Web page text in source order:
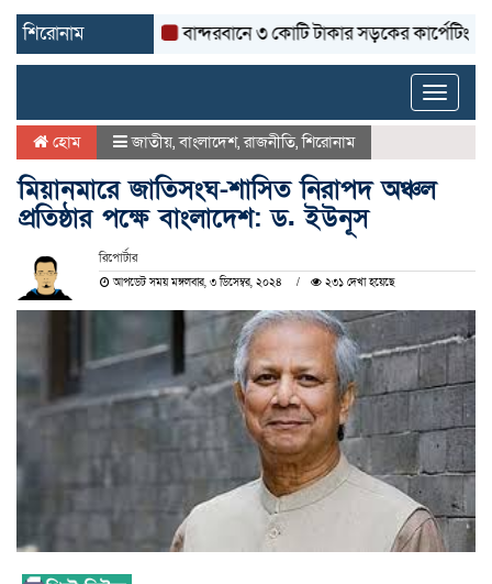
শিরোনাম বান্দরবানে ৩ কোটি টাকার সড়কের কার্পেটিং উঠে যাচ্ছে
Toggle
হোম জাতীয়,বাংলাদেশ,রাজনীতি,শিরোনাম
মিয়ানমারে জাতিসংঘ-শাসিত নিরাপদ অঞ্চল
প্রতিষ্ঠার পক্ষে বাংলাদেশ: ড. ইউনূস
রিপোর্টার
আপডেট সময় মঙ্গলবার, ৩ ডিসেম্বর, ২০২৪ ২৩১ দেখা হয়েছে